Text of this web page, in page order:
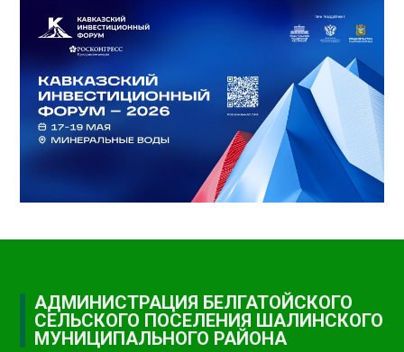
АДМИНИСТРАЦИЯ БЕЛГАТОЙСКОГО
СЕЛЬСКОГО ПОСЕЛЕНИЯ ШАЛИНСКОГО
МУНИЦИПАЛЬНОГО РАЙОНА